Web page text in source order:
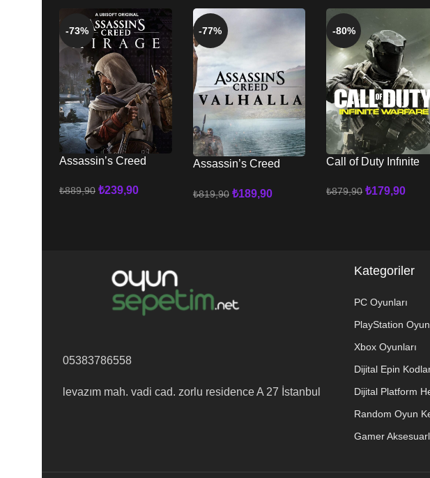
-73%
Assassin’s Creed
₺889,90 ₺239,90
-77%
Assassin’s Creed
₺819,90 ₺189,90
-80%
Call of Duty Infınite
₺879,90 ₺179,90
05383786558
levazım mah. vadi cad. zorlu residence A 27 İstanbul
Kategoriler
PC Oyunları
PlayStation
Xbox Oyunları
Dijital Epin
Dijital Platform
Random Oyun
Gamer